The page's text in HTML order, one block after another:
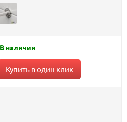
В наличии
Купить в один клик